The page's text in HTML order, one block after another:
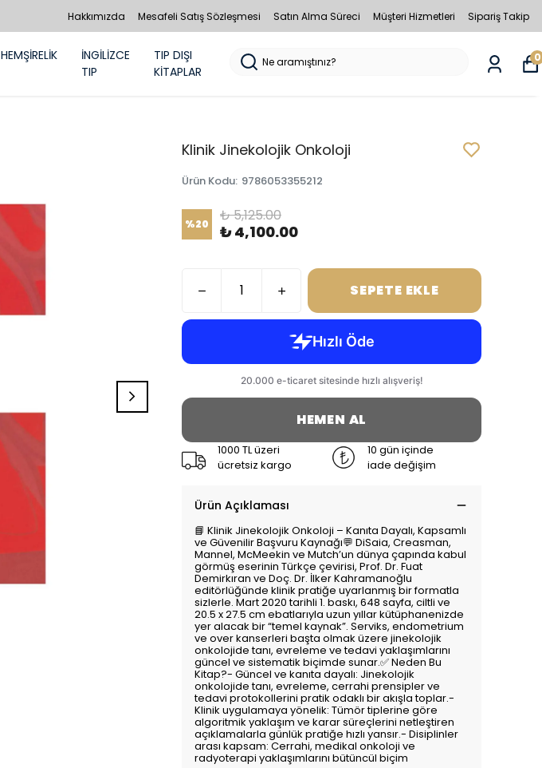
Hakkımızda Mesafeli Satış Sözleşmesi Satın Alma Süreci Müşteri Hizmetleri Sipariş Takip
HEMŞİRELİK
İNGİLİZCE
TIP
TIP DIŞI
KİTAPLAR
0
Klinik Jinekolojik Onkoloji
Ürün Kodu: 9786053355212
%20 ₺ 5,125.00
₺ 4,100.00
SEPETE EKLE
HEMEN AL
1000 TL üzeri
ücretsiz kargo
10 gün içinde
iade değişim
Ürün Açıklaması
📘 Klinik Jinekolojik Onkoloji – Kanıta Dayalı, Kapsamlı
ve Güvenilir Başvuru Kaynağı💬 DiSaia, Creasman,
Mannel, McMeekin ve Mutch’un dünya çapında kabul
görmüş eserinin Türkçe çevirisi, Prof. Dr. Fuat
Demirkıran ve Doç. Dr. İlker Kahramanoğlu
editörlüğünde klinik pratiğe uyarlanmış bir formatla
sizlerle. Mart 2020 tarihli 1. baskı, 648 sayfa, ciltli ve
20.5 x 27.5 cm ebatlarıyla uzun yıllar kütüphanenizde
yer alacak bir “temel kaynak”. Serviks, endometrium
ve over kanserleri başta olmak üzere jinekolojik
onkolojide tanı, evreleme ve tedavi yaklaşımlarını
güncel ve sistematik biçimde sunar.✅ Neden Bu
Kitap?- Güncel ve kanıta dayalı: Jinekolojik
onkolojide tanı, evreleme, cerrahi prensipler ve
tedavi protokollerini pratik odaklı bir akışla toplar.-
Klinik uygulamaya yönelik: Tümör tiplerine göre
algoritmik yaklaşım ve karar süreçlerini netleştiren
açıklamalarla günlük pratiğe hızlı yansır.- Disiplinler
arası kapsam: Cerrahi, medikal onkoloji ve
radyoterapi yaklaşımlarını bütüncül biçim